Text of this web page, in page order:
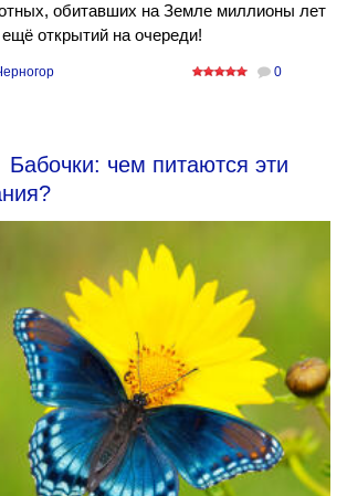
обитавших на Земле миллионы лет
открытий на очереди!
0
Бабочки: чем питаются эти